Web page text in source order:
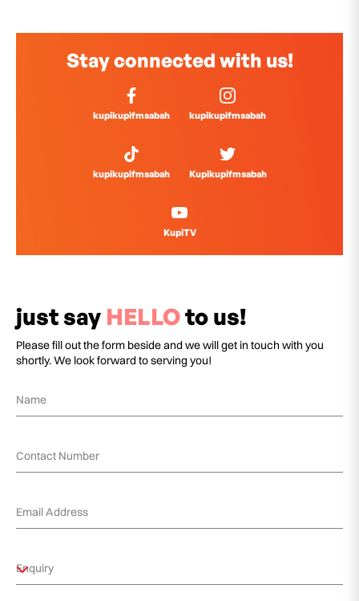
Stay connected with us!
kupikupifmsabah kupikupifmsabah
kupikupifmsabah Kupikupifmsabah
KupiTV
just say HELLOto us!
Please fill out the form beside and we will get in touch with you
shortly. We look forward to serving you!